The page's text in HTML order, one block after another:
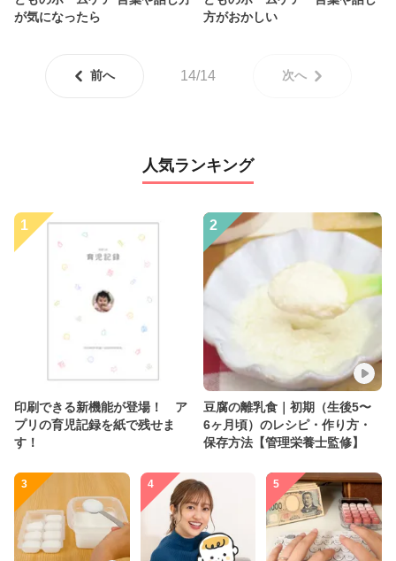
が気になったら
方がおかしい
前へ 14/14 次へ
人気ランキング
1
印刷できる新機能が登場！ ア
プリの育児記録を紙で残せま
す！
2
豆腐の離乳食｜初期（生後5〜
6ヶ月頃）のレシピ・作り方・
保存方法【管理栄養士監修】
3 4 5